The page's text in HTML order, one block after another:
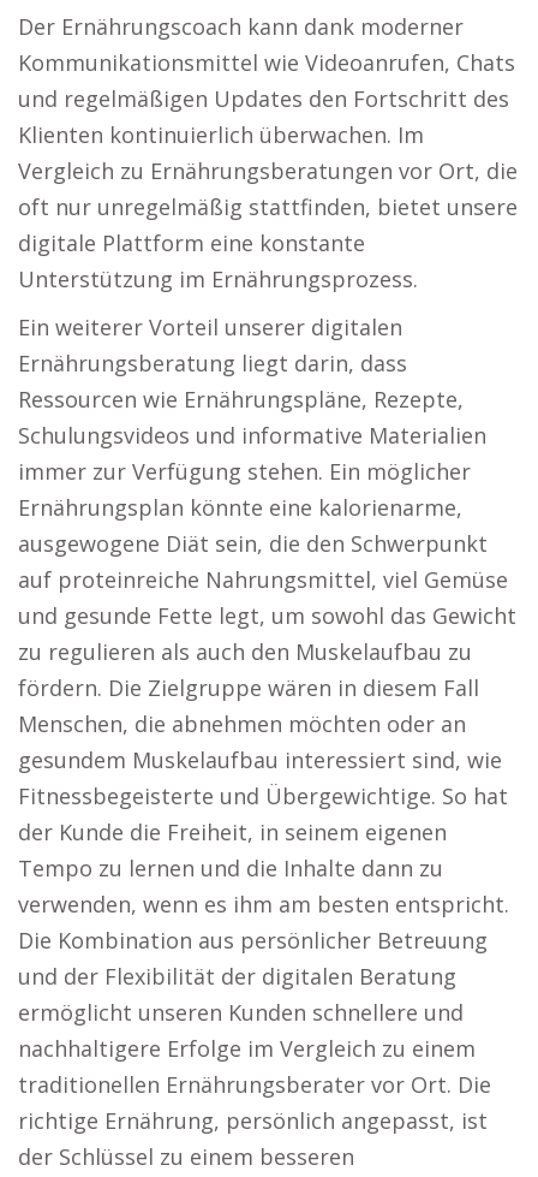
Der Ernährungscoach kann dank moderner
Kommunikationsmittel wie Videoanrufen, Chats
und regelmäßigen Updates den Fortschritt des
Klienten kontinuierlich überwachen. Im
Vergleich zu Ernährungsberatungen vor Ort, die
oft nur unregelmäßig stattfinden, bietet unsere
digitale Plattform eine konstante
Unterstützung im Ernährungsprozess.
Ein weiterer Vorteil unserer digitalen
Ernährungsberatung liegt darin, dass
Ressourcen wie Ernährungspläne, Rezepte,
Schulungsvideos und informative Materialien
immer zur Verfügung stehen. Ein möglicher
Ernährungsplan könnte eine kalorienarme,
ausgewogene Diät sein, die den Schwerpunkt
auf proteinreiche Nahrungsmittel, viel Gemüse
und gesunde Fette legt, um sowohl das Gewicht
zu regulieren als auch den Muskelaufbau zu
fördern. Die Zielgruppe wären in diesem Fall
Menschen, die abnehmen möchten oder an
gesundem Muskelaufbau interessiert sind, wie
Fitnessbegeisterte und Übergewichtige. So hat
der Kunde die Freiheit, in seinem eigenen
Tempo zu lernen und die Inhalte dann zu
verwenden, wenn es ihm am besten entspricht.
Die Kombination aus persönlicher Betreuung
und der Flexibilität der digitalen Beratung
ermöglicht unseren Kunden schnellere und
nachhaltigere Erfolge im Vergleich zu einem
traditionellen Ernährungsberater vor Ort. Die
richtige Ernährung, persönlich angepasst, ist
der Schlüssel zu einem besseren